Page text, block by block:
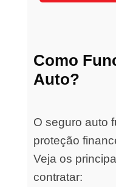
Como
Auto?
O seguro auto
proteção
Veja os
contratar: